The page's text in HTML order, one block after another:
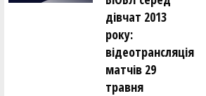
дівчат 2013
року:
відеотрансляція
матчів 29
травня